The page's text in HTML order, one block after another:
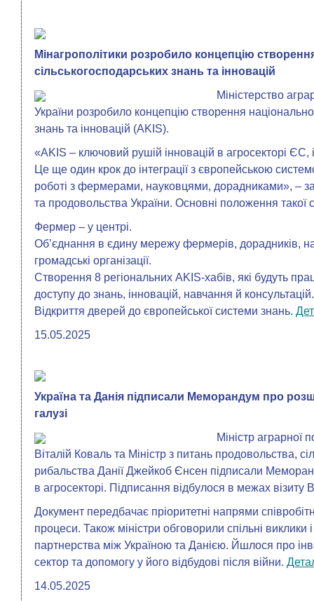
Мінагрополітики розробило концепцію
сільськогосподарських знань та інновацій
Міністерство
України розробило концепцію створення
знань та інновацій (AKIS).
«AKIS – ключовий рушій інновацій в агросекторі ЄС,
Це ще один крок до інтеграції з європейською
роботі з фермерами, науковцями, дорадниками», –
та продовольства України. Основні положення такої
⁠Фермер – у центрі.
Об’єднання в єдину мережу фермерів, дорадників,
громадські організації.
⁠Створення 8 регіональних AKIS-хабів, які будуть
доступу до знань, інновацій, навчання й консультацій.
Відкриття дверей до європейської системи знань.
15.05.2025
Україна та Данія підписали Меморандум про
галузі
Міністр аграрної
Віталій Коваль та Міністр з питань продовольства,
рибальства Данії Джейкоб Єнсен підписали
в агросекторі. Підписання відбулося в межах візиту
Документ передбачає пріоритетні напрями
процеси. Також міністри обговорили спільні
партнерства між Україною та Данією. Йшлося про
сектор та допомогу у його відбудові після війни.
14.05.2025